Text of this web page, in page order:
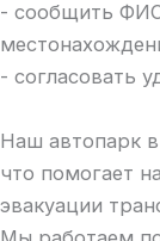
- сообщить
- согласовать
Наш автопарк
что помогает
эвакуации